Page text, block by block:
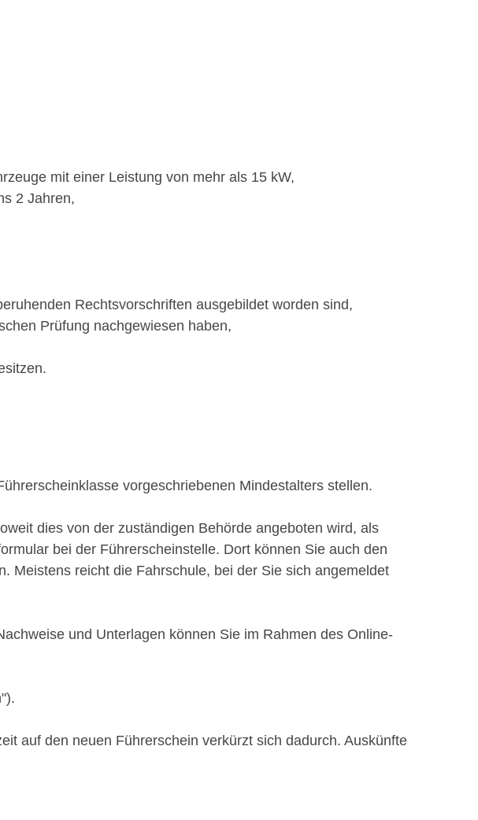
mit einer Leistung von mehr als 15 kW,
2 Jahren,
Rechtsvorschriften ausgebildet worden sind,
Prüfung nachgewiesen haben,
vorgeschriebenen Mindestalters stellen.
dies von der zuständigen Behörde angeboten wird, als
bei der Führerscheinstelle. Dort können Sie auch den
Meistens reicht die Fahrschule, bei der Sie sich angemeldet
und Unterlagen können Sie im Rahmen des Online-
auf den neuen Führerschein verkürzt sich dadurch. Auskünfte